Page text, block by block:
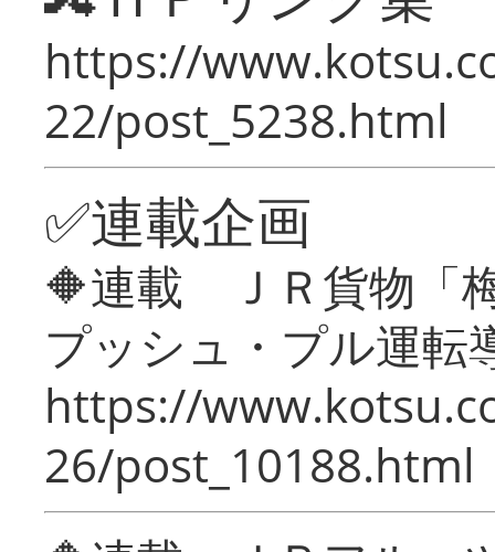
https://
22/post_5238.html
✅連載企画
🔶連載 ＪＲ貨物「
プッシュ・プル運転
https://
26/post_10188.html